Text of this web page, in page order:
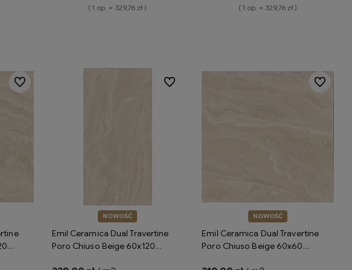
( 1 op. = 329,76 zł ) ( 1 op. = 329,76 zł )
Do ulubionych
NOWOŚĆ
Emil Ceramica Dual Travertine
Poro Chiuso Beige 60x120
Do ulubionych
NOWOŚĆ
Emil Ceramica Dual Travertine
Poro Chiuso Beige 60x60
Do